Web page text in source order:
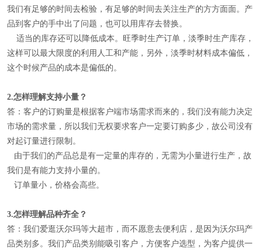
我们有足够的时间去检验，有足够的时间去关注生产的方方面面。产
品到客户的手中出了问题，也可以用库存去替换。
适当的库存还可以降低成本。旺季时生产订单，淡季时生产库存，
这样可以最大限度的利用人工和产能，另外，淡季时材料成本偏低，
这个时候产品的成本是偏低的。
2.怎样理解支持小量？
答：客户的订购量是根据客户端市场需求而来的，我们没有能力决定
市场的需求量，所以我们无权要求客户一定要订购多少，故公司没有
对起订量进行限制。
由于我们的产品总是有一定量的库存的，无需为小量进行生产，故
我们是有能力支持小量的。
订单量小，价格会高些。
3.怎样理解品种齐全？
答：我们爱逛沃尔玛等大超市，而不愿意去便利店，是因为沃尔玛产
品类别多。我们产品类别能吸引客户，方便客户选型，为客户提供一